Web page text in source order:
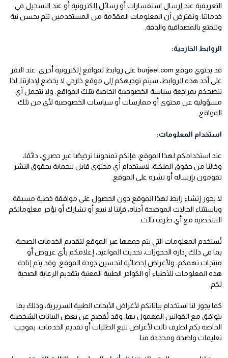
التعريفية عند إرسال استفسارات أو رسائل إلكترونية أو عند التسجيل في
خدماتنا. ونفترض أن المعلومات المقدّمة من المستخدمين تتم بحسن نية
وتتمتع بالمصداقية والدقة.
الروابط الخارجية:
قد يحتوي موقع burjeel.com على روابط لمواقع إلكترونية أخرى. عند النقر
على أحد هذه الروابط، سيتم توجيهكم إلى موقع خارجي لا يخضع لإدارتنا. لذا
ننصحكم بمراجعة سياسة الخصوصية الخاصة بتلك المواقع. ولا نتحمل أي
مسؤولية عن محتوى أو ممارسات أو سياسات الخصوصية لأي من تلك
المواقع.
استخدام المعلومات:
عند استخدامكم لهذا الموقع، فإنكم تمنحوننا ترخيصًا غير حصري، دائمًا،
وخاليًا من حقوق الملكية، لاستخدام أي محتوى قابل للحماية بحقوق النشر
تقومون بإرساله أو نشره على الموقع.
لا يجوز إنشاء رابط لهذا الموقع دون الحصول على موافقة خطية مسبقة.
وباستثناء الحالات الموضحة أدناه، فإننا لا نبيع أو نشارك أو نؤجر معلوماتكم
الشخصية مع أي طرف ثالث.
تُستخدم المعلومات التي يتم جمعها عبر الموقع لتقديم الخدمات الصحية،
بما في ذلك إدارة الحجوزات، تحديث المواعيد، إعلامكم بأي عروض أو
منتجات تهمكم، ولأغراض إحصائية لتحسين جودة الموقع. وقد يتم إتاحة
هذه المعلومات للأطباء أو الكوادر الطبية المعنية بتقديم الرعاية الصحية
لكم.
كما يجوز لنا استخدام بياناتكم لأغراض الأبحاث الطبية السريرية، وذلك بما
يتوافق مع القوانين المعمول بها. وقد نُفصح عن بعض البيانات الشخصية
الخاصة بكم لطرف ثالث لأغراض تتبع الطلبات أو تقديم الخدمات، بموجب
تعليمات واضحة ومحددة منا.